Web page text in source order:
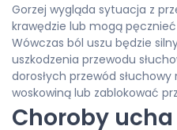
Gorzej wygląda sytuacja z
krawędzie lub mogą
Wówczas ból uszu będzie
uszkodzenia przewodu
dorosłych przewód
woskowiną lub zablokować
Choroby